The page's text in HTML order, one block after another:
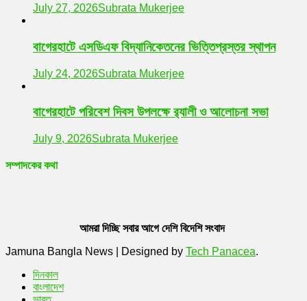
July 27, 2026Subrata Mukerjee
বাগেরহাটে এসডিএফ বিদ্যানিকেতনের ভিত্তিপ্রস্তর স্থাপন
July 24, 2026Subrata Mukerjee
বাগেরহাটে পরিবেশ দিবস উপলক্ষে র‌্যালী ও আলোচনা সভা
July 9, 2026Subrata Mukerjee
সম্পাদকের কথা
আমরা দিচ্ছি সবার আগে দেশি বিদেশি সংবাদ
Jamuna Bangla News
Designed by Tech Panacea.
দিনকাল
বাংলাদেশ